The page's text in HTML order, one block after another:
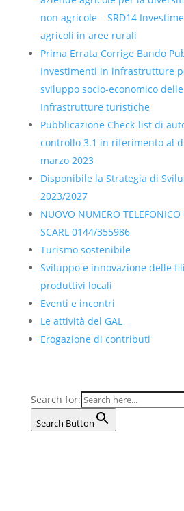
non agricole – SRD14
agricoli in aree rurali
Prima Errata Corrige Bando
Investimenti in infrastrutture
sviluppo socio-economico
Infrastrutture turistiche
Pubblicazione Check-list di
controllo 3.1 in riferimento al
marzo 2023
Disponibile la Strategia di
2023/2027
NUOVO NUMERO TELEFONICO
SCARL 0144/355986
Turismo sostenibile
Sviluppo e innovazione delle
produttivi locali
Eventi e incontri
Le attività del GAL
Erogazione di contributi
Search for:
Search Button